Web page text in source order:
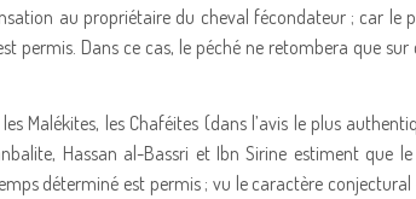
au propriétaire du cheval fécondateur ; car le
permis. Dans ce cas, le péché ne retombera que
Malékites, les Chaféites (dans l’avis le plus
Hassan al-Bassri et Ibn Sirine estiment que
déterminé est permis ; vu le caractère conjectural